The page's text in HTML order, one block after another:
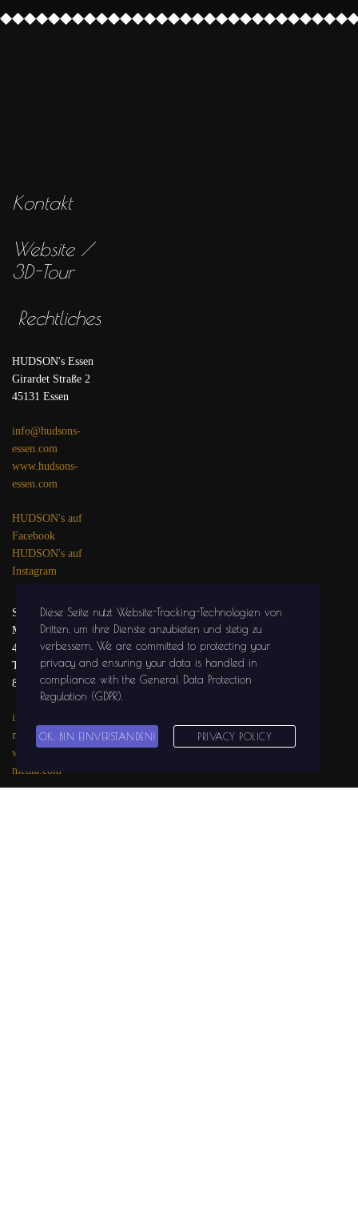
Kontakt
Website /
3D-Tour
Rechtliches
HUDSON's Essen
Girardet Straße 2
45131 Essen
info@hudsons-
essen.com
www.hudsons-
essen.com
HUDSON's auf
Facebook
HUDSON's auf
Instagram
SOLIDGROUND
MEDIA
47441 MOERS
Tel.: 02841 / 999 29
81
info@solidground-
media.com
www.solidground-
media.com
Diese Seite nutzt Website-Tracking-Technologien von
Dritten, um ihre Dienste anzubieten und stetig zu
verbessern . We are committed to protecting your
privacy and ensuring your data is handled in
compliance with the General Data Protection
Regulation (GDPR)
OK, BIN EINVERSTANDEN! PRIVACY POLICY